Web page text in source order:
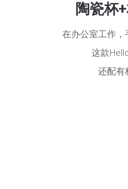
陶瓷杯
在办公室工作，
这款
还配有